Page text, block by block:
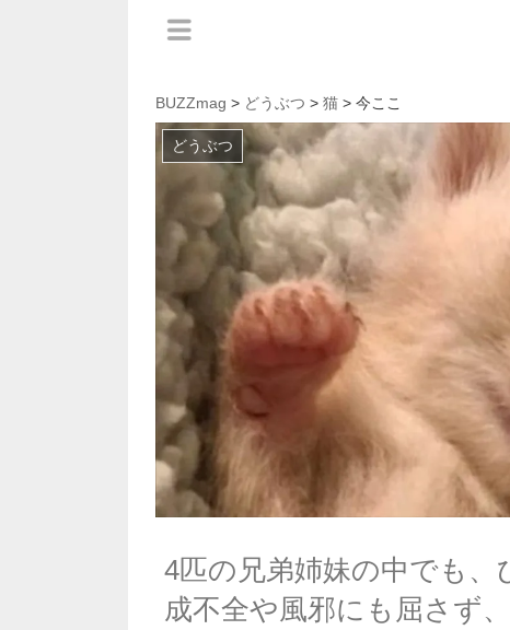
BUZZmag > どうぶつ > 猫 > 今ここ
どうぶつ
4匹の兄弟姉妹の中でも
成不全や風邪にも屈さず